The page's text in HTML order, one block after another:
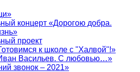
концерт «Дорогою добра.
проект
к школе с "Халвой"!»
Васильев. С любовью…»
звонок – 2021»